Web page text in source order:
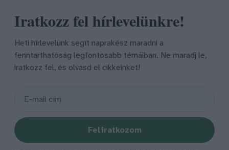
Iratkozz fel hírlevelünkre!
Heti hírlevelünk segít naprakész maradni a
fenntarthatóság legfontosabb témáiban. Ne maradj le,
iratkozz fel, és olvasd el cikkeinket!
Feliratkozom